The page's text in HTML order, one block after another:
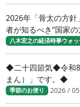
2026年「骨太の方
者が知るべき“国家
八木宏之の経済時事ウォ
◆二十四節気◆令和8
まん）」です。◆
季節のお便り 2026 /